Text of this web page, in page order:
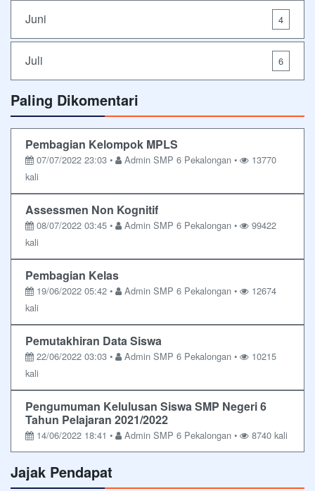
Juni 4
Juli 6
Paling Dikomentari
Pembagian Kelompok MPLS
07/07/2022 23:03 • Admin SMP 6 Pekalongan •
13770
kali
Assessmen Non Kognitif
08/07/2022 03:45 • Admin SMP 6 Pekalongan •
99422
kali
Pembagian Kelas
19/06/2022 05:42 • Admin SMP 6 Pekalongan •
12674
kali
Pemutakhiran Data Siswa
22/06/2022 03:03 • Admin SMP 6 Pekalongan •
10215
kali
Pengumuman Kelulusan Siswa SMP Negeri 6
Tahun Pelajaran 2021/2022
14/06/2022 18:41 • Admin SMP 6 Pekalongan • 8740 kali
Jajak Pendapat